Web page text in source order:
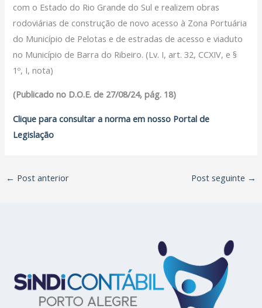
Cursos
Links
Notícias
X
com o Estado do Rio Grande do Sul e realizem obras
rodoviárias de construção de novo acesso à Zona Portuária
do Município de Pelotas e de estradas de acesso e viaduto
no Município de Barra do Ribeiro. (Lv. I, art. 32, CCXIV, e §
1º, I, nota)
(Publicado no D.O.E. de 27/08/24, pág. 18)
Clique para consultar a norma em nosso Portal de
Legislação
← Post anterior Post seguinte →